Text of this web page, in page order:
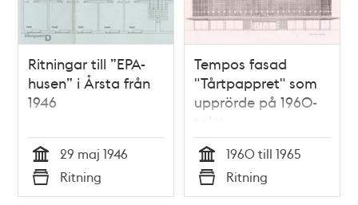
Ritningar till ”EPA-
husen” i Årsta från
1946
Tid
29 maj 1946
Typ
Ritning
Tempos fasad
"Tårtpappret" som
upprörde på 1960-
talet
Tid
1960 till 1965
Typ
Ritning